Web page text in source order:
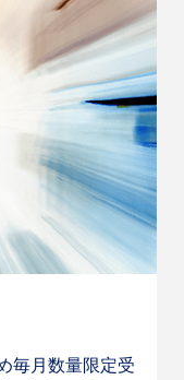
毎月数量限定受